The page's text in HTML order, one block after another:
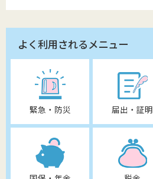
よく利用されるメニュー
緊急・防災 届出・証明